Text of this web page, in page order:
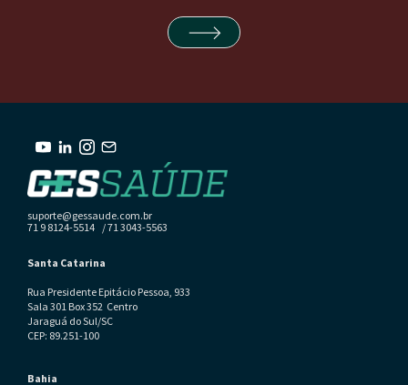
suporte@gessaude.com.br
71 9 8124-5514 / 71 3043-5563
Santa Catarina
Rua Presidente Epitácio Pessoa, 933
Sala 301 Box 352 Centro
Jaraguá do Sul/SC
CEP: 89.251-100
Bahia